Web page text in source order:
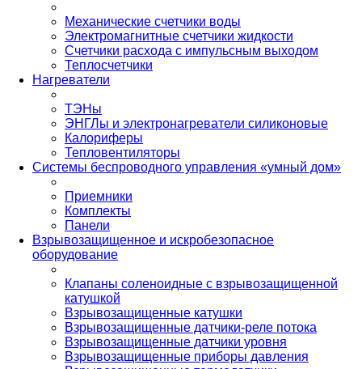
Механические счетчики воды
Электромагнитные счетчики жидкости
Счетчики расхода с импульсным выходом
Теплосчетчики
Нагреватели
ТЭНы
ЭНГЛы и электронагреватели силиконовые
Калориферы
Тепловентиляторы
Системы беспроводного управления «умный дом»
Приемники
Комплекты
Панели
Взрывозащищенное и искробезопасное
оборудование
Клапаны соленоидные с взрывозащищенной
катушкой
Взрывозащищенные катушки
Взрывозащищенные датчики-реле потока
Взрывозащищенные датчики уровня
Взрывозащищенные приборы давления